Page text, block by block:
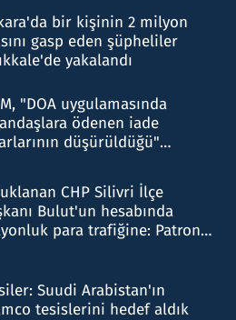
bir kişinin 2 milyon
gasp eden şüpheliler
yakalandı
"DOA uygulamasında
ödenen iade
düşürüldüğü"
CHP Silivri İlçe
Bulut'un hesabında
para trafiğine: Patron
Suudi Arabistan'ın
tesislerini hedef aldık